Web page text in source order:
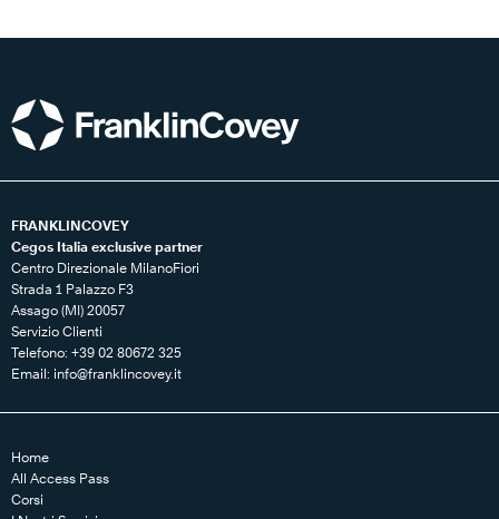
FRANKLINCOVEY
Cegos Italia exclusive partner
Centro Direzionale MilanoFiori
Strada 1 Palazzo F3
Assago (MI) 20057
Servizio Clienti
Telefono: +39 02 80672 325
Email: info@franklincovey.it
Home
All Access Pass
Corsi